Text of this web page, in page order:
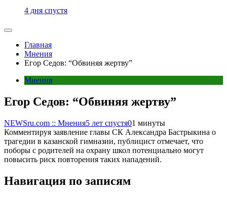
4 дня спустя
Главная
Мнения
Егор Седов: “Обвиняя жертву”
Мнения
Егор Седов: “Обвиняя жертву”
NEWSru.com :: Мнения5 лет спустя01 минуты
Комментируя заявление главы СК Александра Бастрыкина о
трагедии в казанской гимназии, публицист отмечает, что
поборы с родителей на охрану школ потенциально могут
повысить риск повторения таких нападений.
Навигация по записям